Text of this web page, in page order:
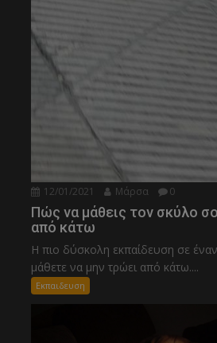
12/01/2021 Μάρσα 0
Πώς να μάθεις τον σκύλο
από κάτω
Η πιο δύσκολη εκπαίδευση σε
μάθετε να μην τρώει από κάτω....
Εκπαιδευση